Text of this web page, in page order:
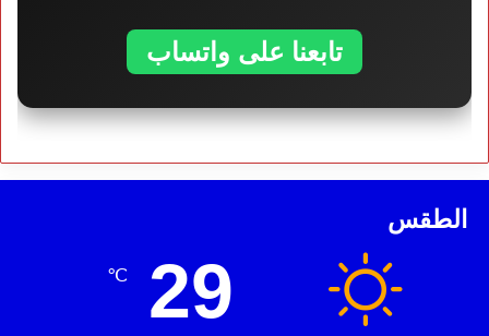
تابعنا على واتساب
الطقس
29
℃